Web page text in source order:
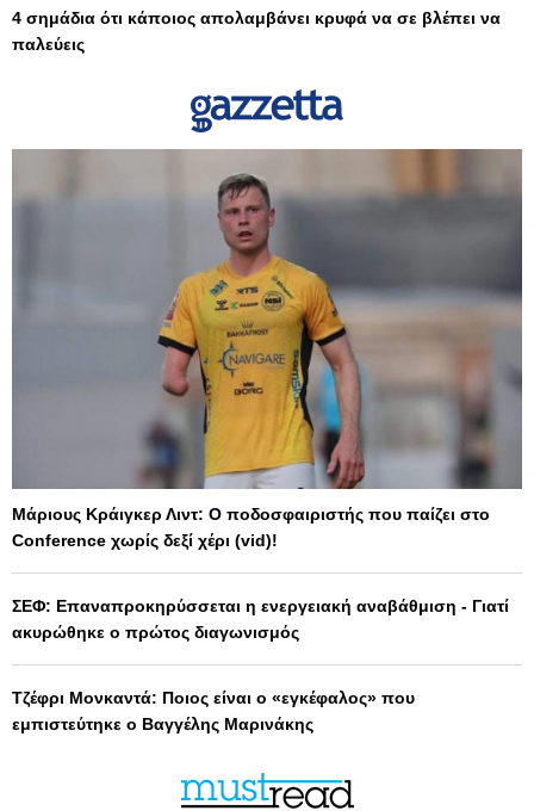
4 σημάδια ότι κάποιος απολαμβάνει κρυφά να σε βλέπει να
παλεύεις
Μάριους Κράιγκερ Λιντ: Ο ποδοσφαιριστής που παίζει στο
Conference χωρίς δεξί χέρι (vid)!
ΣΕΦ: Επαναπροκηρύσσεται η ενεργειακή αναβάθμιση - Γιατί
ακυρώθηκε ο πρώτος διαγωνισμός
Τζέφρι Μονκαντά: Ποιος είναι ο «εγκέφαλος» που
εμπιστεύτηκε ο Βαγγέλης Μαρινάκης